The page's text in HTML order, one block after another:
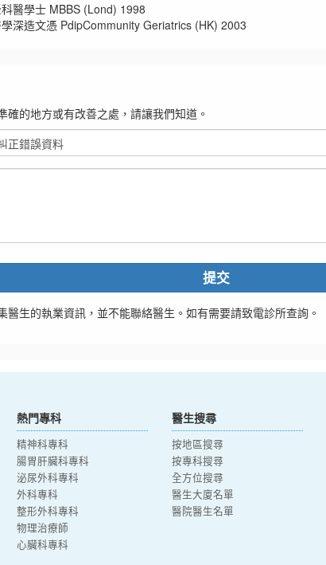
醫學士 MBBS (Lond) 1998
深造文憑 PdipCommunity Geriatrics (HK) 2003
確的地方或有改善之處，請讓我們知道。
提交
醫生的執業資訊，並不能聯絡醫生。如有需要請致電診所查詢。
熱門專科
精神科專科
腸胃肝臟科專科
泌尿外科專科
外科專科
整形外科專科
物理治療師
心臟科專科
醫生搜尋
按地區搜尋
按專科搜尋
全方位搜尋
醫生大廈名單
醫院醫生名單